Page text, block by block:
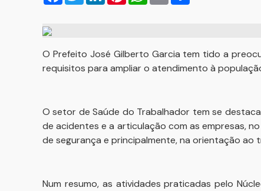
O Prefeito José Gilberto Garcia tem tido a
requisitos para ampliar o atendimento à
O setor de Saúde do Trabalhador tem se
de acidentes e a articulação com as empresas,
de segurança e principalmente, na orientação ao
Num resumo, as atividades praticadas pelo